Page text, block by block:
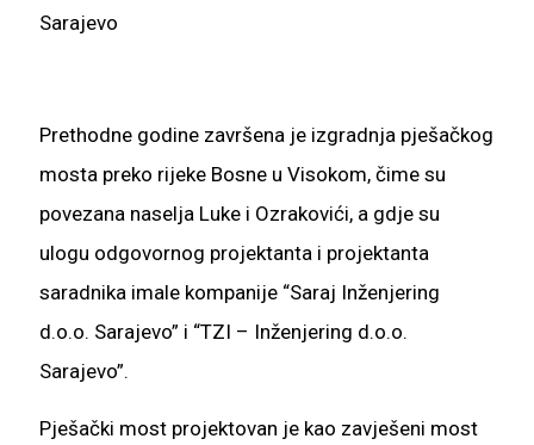
Sarajevo
Prethodne godine završena je izgradnja pješačkog
mosta preko rijeke Bosne u Visokom, čime su
povezana naselja Luke i Ozrakovići, a gdje su
ulogu odgovornog projektanta i projektanta
saradnika imale kompanije “Saraj Inženjering
d.o.o. Sarajevo” i “TZI – Inženjering d.o.o.
Sarajevo”.
Pješački most projektovan je kao zavješeni most